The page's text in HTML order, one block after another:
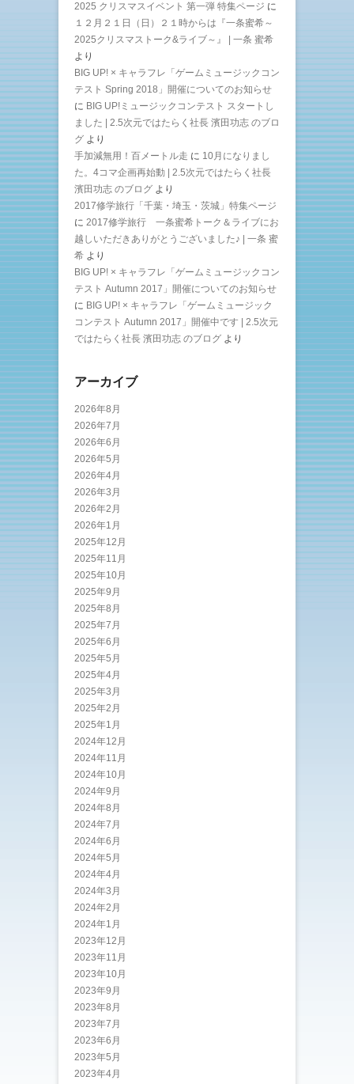
2025 クリスマスイベント 第一弾 特集ページ に
１２月２１日（日）２１時からは『一条蜜希～
2025クリスマストーク&ライブ～』 | 一条 蜜希
より
BIG UP! × キャラフレ「ゲームミュージックコン
テスト Spring 2018」開催についてのお知らせ
に BIG UP!ミュージックコンテスト スタートし
ました | 2.5次元ではたらく社長 濱田功志 のブロ
グ より
手加減無用！百メートル走 に 10月になりまし
た。4コマ企画再始動 | 2.5次元ではたらく社長
濱田功志 のブログ より
2017修学旅行「千葉・埼玉・茨城」特集ページ
に 2017修学旅行 一条蜜希トーク＆ライブにお
越しいただきありがとうございました♪ | 一条 蜜
希 より
BIG UP! × キャラフレ「ゲームミュージックコン
テスト Autumn 2017」開催についてのお知らせ
に BIG UP! × キャラフレ「ゲームミュージック
コンテスト Autumn 2017」開催中です | 2.5次元
ではたらく社長 濱田功志 のブログ より
アーカイブ
2026年8月
2026年7月
2026年6月
2026年5月
2026年4月
2026年3月
2026年2月
2026年1月
2025年12月
2025年11月
2025年10月
2025年9月
2025年8月
2025年7月
2025年6月
2025年5月
2025年4月
2025年3月
2025年2月
2025年1月
2024年12月
2024年11月
2024年10月
2024年9月
2024年8月
2024年7月
2024年6月
2024年5月
2024年4月
2024年3月
2024年2月
2024年1月
2023年12月
2023年11月
2023年10月
2023年9月
2023年8月
2023年7月
2023年6月
2023年5月
2023年4月